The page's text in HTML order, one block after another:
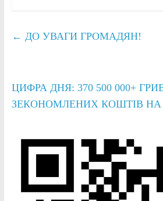
← ДО УВАГИ ГРОМАДЯН!
ЦИФРА ДНЯ: 370 500 000+
ЗЕКОНОМЛЕНИХ КОШТІВ НА